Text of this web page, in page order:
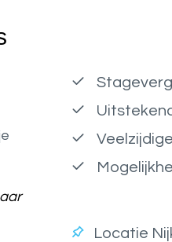
Locatie